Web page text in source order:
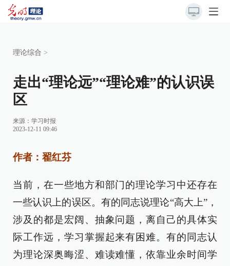
理论综合 >
走出“理论远”“理论难”的认识误
区
来源： 学习时报
2023-12-11 09:46
作者：翟红芬
当前，在一些地方和部门的理论学习中还存在
一些认识上的误区。有的同志说理论“高大上”，
涉及的都是宏阔、抽象问题，离自己的具体实
际工作远，学习掌握起来有困难。有的同志认
为理论深奥晦涩、难读难懂，依靠业余时间学